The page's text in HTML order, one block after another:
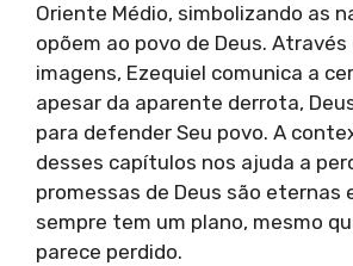
Oriente Médio, simbolizando as
opõem ao povo de Deus. Através
imagens, Ezequiel comunica a
apesar da aparente derrota,
para defender Seu povo. A
desses capítulos nos ajuda a
promessas de Deus são eternas
sempre tem um plano, mesmo
parece perdido.